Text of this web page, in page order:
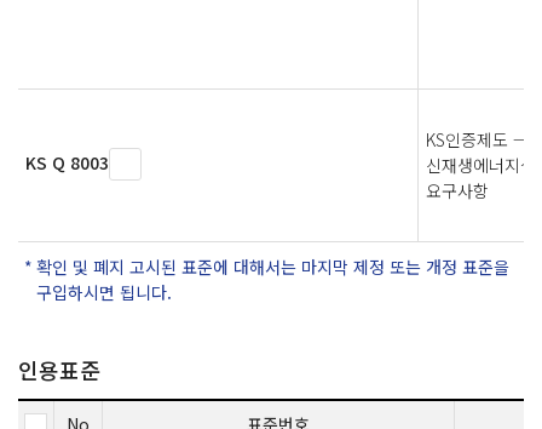
KS Q 8003
KS인증제도 —
신재생에너지
요구사항
확인 및 폐지 고시된 표준에 대해서는 마지막 제정 또는 개정 표준을
구입하시면 됩니다.
인용표준
No 표준번호